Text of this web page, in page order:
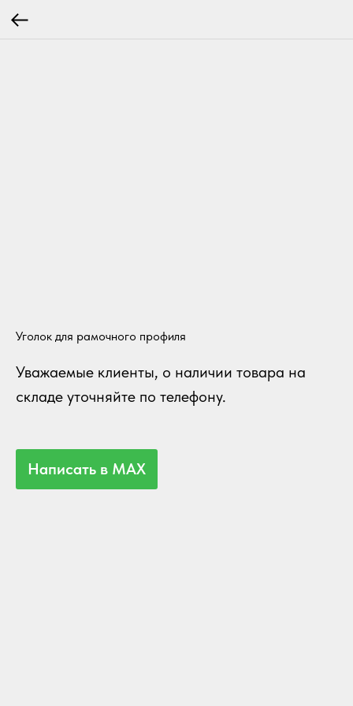
Уголок для рамочного профиля
Уважаемые клиенты, о наличии товара на
складе уточняйте по телефону.
Написать в MAX